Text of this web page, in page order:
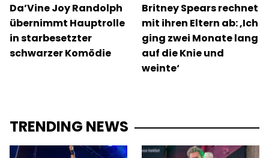
Da’Vine Joy Randolph
übernimmt Hauptrolle
in starbesetzter
schwarzer Komödie
Britney Spears rechnet
mit ihren Eltern ab: ‚Ich
ging zwei Monate lang
auf die Knie und
weinte‘
TRENDING NEWS